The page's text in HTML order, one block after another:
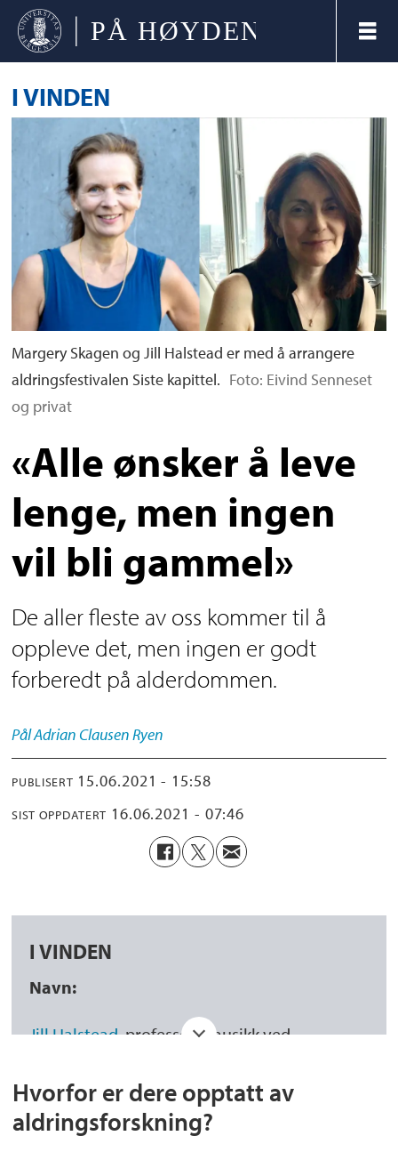
I VINDEN
Margery Skagen og Jill Halstead er med å arrangere
aldringsfestivalen Siste kapittel. Foto: Eivind Senneset
og privat
«Alle ønsker å leve
lenge, men ingen
vil bli gammel»
De aller fleste av oss kommer til å
oppleve det, men ingen er godt
forberedt på alderdommen.
Pål AdrianClausen Ryen
PUBLISERT 15.06.2021 - 15:58
SIST OPPDATERT 16.06.2021 - 07:46
I VINDEN
Navn:
Jill Halstead, professor i musikk ved
Margery Vibe Skagen
, førsteamanuensis i
fransk litteratur ved institutt for
Hvorfor er dere opptatt av
aldringsforskning?